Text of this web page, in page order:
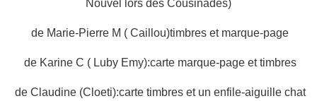
Nouvel lors des Cousinades)
de Marie-Pierre M ( Caillou)timbres et marque-page
de Karine C ( Luby Emy):carte marque-page et timbres
de Claudine (Cloeti):carte timbres et un enfile-aiguille chat